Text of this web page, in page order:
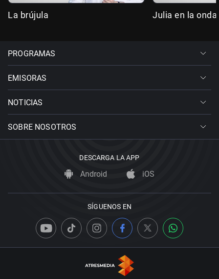
La brújula Julia en la onda
PROGRAMAS
EMISORAS
NOTICIAS
SOBRE NOSOTROS
DESCARGA LA APP
Android iOS
SÍGUENOS EN